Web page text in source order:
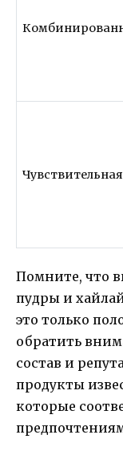
Чувствительная
Помните, что
пудры и
это только
обратить
состав и
продукты
которые